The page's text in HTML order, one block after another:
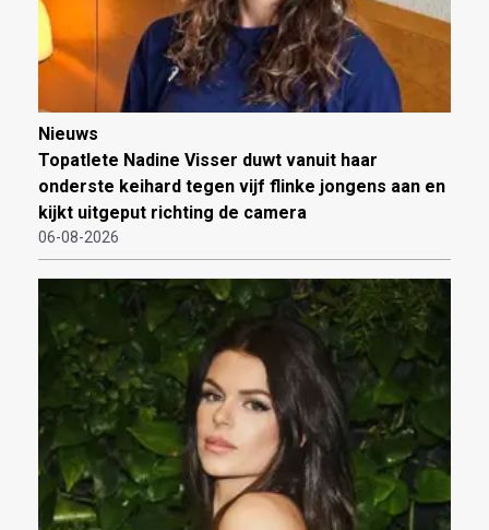
Nieuws
Topatlete Nadine Visser duwt vanuit haar
onderste keihard tegen vijf flinke jongens aan en
kijkt uitgeput richting de camera
06-08-2026